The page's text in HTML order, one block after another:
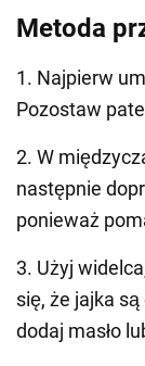
Metoda
1. Najpierw
Pozostaw
2. W
następnie
ponieważ
3. Użyj
się, że jajka
dodaj masło